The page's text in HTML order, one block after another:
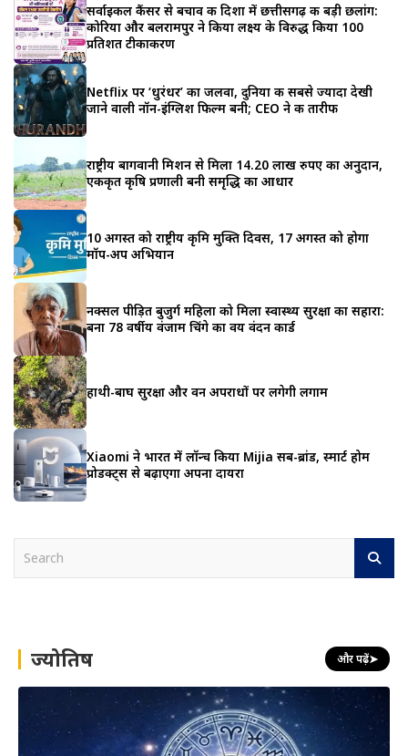
सर्वाइकल कैंसर से बचाव की दिशा में छत्तीसगढ़ की बड़ी छलांग:
कोरिया और बलरामपुर ने किया लक्ष्य के विरुद्ध किया 100
प्रतिशत टीकाकरण
Netflix पर ‘धुरंधर’ का जलवा, दुनिया की सबसे ज्यादा देखी
जाने वाली नॉन-इंग्लिश फिल्म बनी; CEO ने की तारीफ
राष्ट्रीय बागवानी मिशन से मिला 14.20 लाख रुपए का अनुदान,
एकीकृत कृषि प्रणाली बनी समृद्धि का आधार
10 अगस्त को राष्ट्रीय कृमि मुक्ति दिवस, 17 अगस्त को होगा
मॉप-अप अभियान
नक्सल पीड़ित बुजुर्ग महिला को मिला स्वास्थ्य सुरक्षा का सहारा:
बना 78 वर्षीय वंजाम चिंगे का वय वंदन कार्ड
हाथी-बाघ सुरक्षा और वन अपराधों पर लगेगी लगाम
Xiaomi ने भारत में लॉन्च किया Mijia सब-ब्रांड, स्मार्ट होम
प्रोडक्ट्स से बढ़ाएगा अपना दायरा
h ज्योतिष और पढ़ें➤